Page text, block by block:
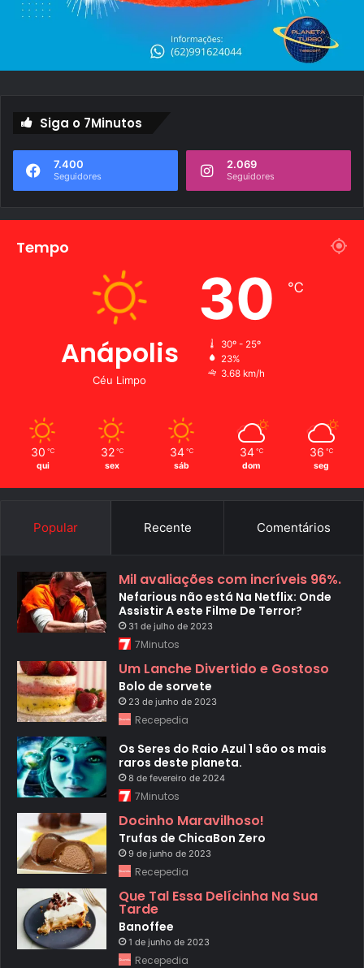
Siga o 7Minutos
7.400
Seguidores
2.069
Seguidores
Tempo
Anápolis
Céu Limpo
30 ℃
30º - 25º
23%
3.68 km/h
30 ℃
qui
32 ℃
sex
34 ℃
sáb
34 ℃
dom
36 ℃
seg
Popular Recente Comentários
Mil avaliações com incríveis 96%.
Nefarious não está Na Netflix: Onde
Assistir A este Filme De Terror?
31 de julho de 2023
7Minutos
Um Lanche Divertido e Gostoso
Bolo de sorvete
23 de junho de 2023
Recepedia
Os Seres do Raio Azul 1 são os mais
raros deste planeta.
8 de fevereiro de 2024
7Minutos
Docinho Maravilhoso!
Trufas de ChicaBon Zero
9 de junho de 2023
Recepedia
Que Tal Essa Delícinha Na Sua
Tarde
Banoffee
1 de junho de 2023
Recepedia